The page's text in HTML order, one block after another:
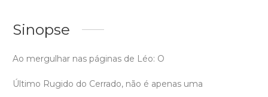
Sinopse
Ao mergulhar nas páginas de Léo: O
Último Rugido do Cerrado, não é apenas uma